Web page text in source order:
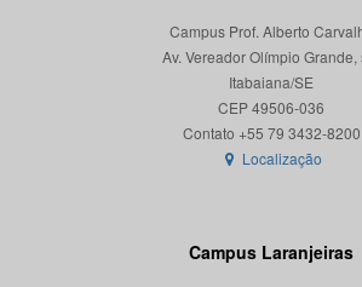
Campus Prof. Alberto
Av. Vereador Olímpio Grande,
Itabaiana/SE
CEP 49506-036
Localização
Campus Laranjeiras